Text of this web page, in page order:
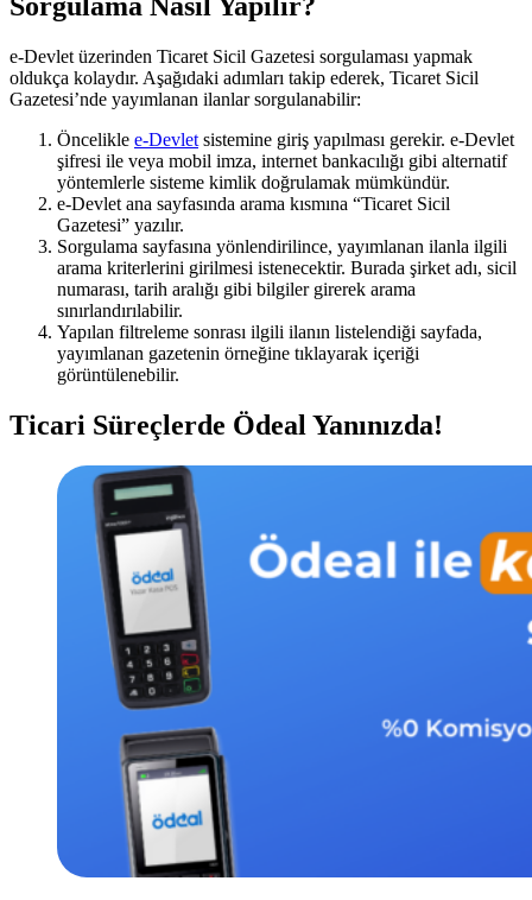
Sorgulama Nasıl Yapılır?
e-Devlet üzerinden Ticaret Sicil Gazetesi sorgulaması yapmak
oldukça kolaydır. Aşağıdaki adımları takip ederek, Ticaret Sicil
Gazetesi’nde yayımlanan ilanlar sorgulanabilir:
Öncelikle e-Devlet sistemine giriş yapılması gerekir. e-Devlet
şifresi ile veya mobil imza, internet bankacılığı gibi alternatif
yöntemlerle sisteme kimlik doğrulamak mümkündür.
e-Devlet ana sayfasında arama kısmına “Ticaret Sicil
Gazetesi” yazılır.
Sorgulama sayfasına yönlendirilince, yayımlanan ilanla ilgili
arama kriterlerini girilmesi istenecektir. Burada şirket adı, sicil
numarası, tarih aralığı gibi bilgiler girerek arama
sınırlandırılabilir.
Yapılan filtreleme sonrası ilgili ilanın listelendiği sayfada,
yayımlanan gazetenin örneğine tıklayarak içeriği
görüntülenebilir.
Ticari Süreçlerde Ödeal Yanınızda!